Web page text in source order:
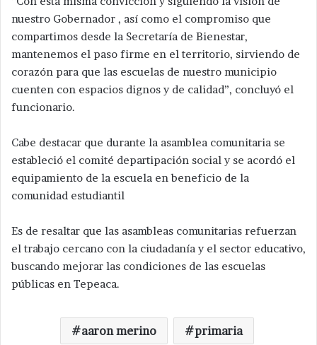
nuestro Gobernador , así como el compromiso que
compartimos desde la Secretaría de Bienestar,
mantenemos el paso firme en el territorio, sirviendo de
corazón para que las escuelas de nuestro municipio
cuenten con espacios dignos y de calidad”, concluyó el
funcionario.
Cabe destacar que durante la asamblea comunitaria se
estableció el comité departipación social y se acordó el
equipamiento de la escuela en beneficio de la
comunidad estudiantil
Es de resaltar que las asambleas comunitarias refuerzan
el trabajo cercano con la ciudadanía y el sector educativo,
buscando mejorar las condiciones de las escuelas
públicas en Tepeaca.
aaron merino primaria